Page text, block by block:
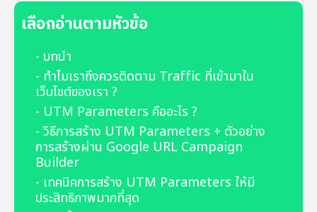
เลือกอ่านตามหัวข้อ
- บทนำ
- ทำไมเราถึงควรติดตาม Traffic ที่เข้ามาใน
เว็บไซต์ของเรา ?
- UTM Parameters คืออะไร ?
- วิธีการสร้าง UTM Parameters + ตัวอย่าง
การสร้างผ่าน Google URL Campaign
Builder
- เทคนิคการสร้าง UTM Parameters ให้มี
ประสิทธิภาพมากที่สุด